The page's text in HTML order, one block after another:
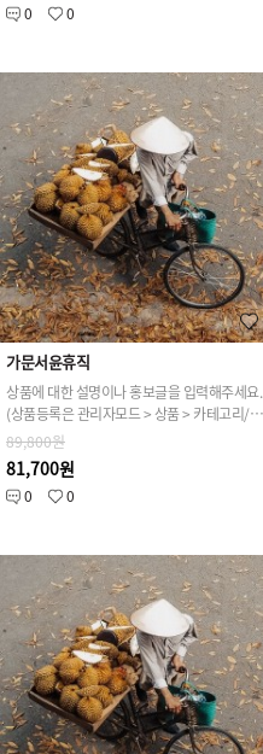
0 0
가문서윤휴직
상품에 대한 설명이나 홍보글을 입력해주세요.
(상품등록은 관리자모드 > 상품 > 카테고리/상품관리 > 상품등록 가능)
89,800원
81,700원
0 0